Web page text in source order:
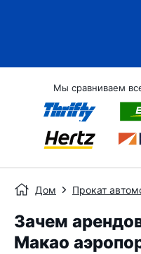
Мы сравниваем
Дом Прокат
Зачем
Макао